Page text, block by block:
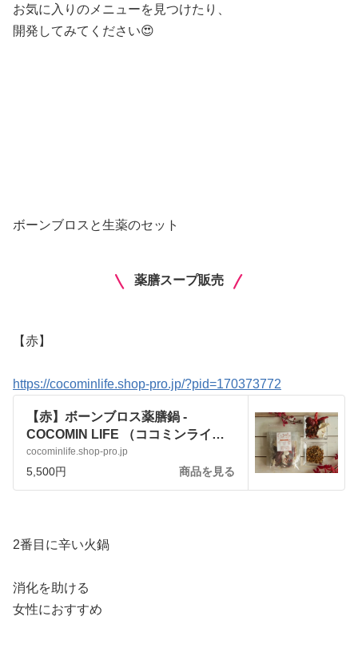
お気に入りのメニューを見つけたり、
開発してみてください😍
ボーンブロスと生薬のセット
薬膳スープ販売
【赤】
https://cocominlife.shop-pro.jp/?pid=170373772
【赤】ボーンブロス薬膳鍋 -
COCOMIN LIFE （ココミンライ
フ）
cocominlife.shop-pro.jp
5,500円 商品を見る
2番目に辛い火鍋
消化を助ける
女性におすすめ